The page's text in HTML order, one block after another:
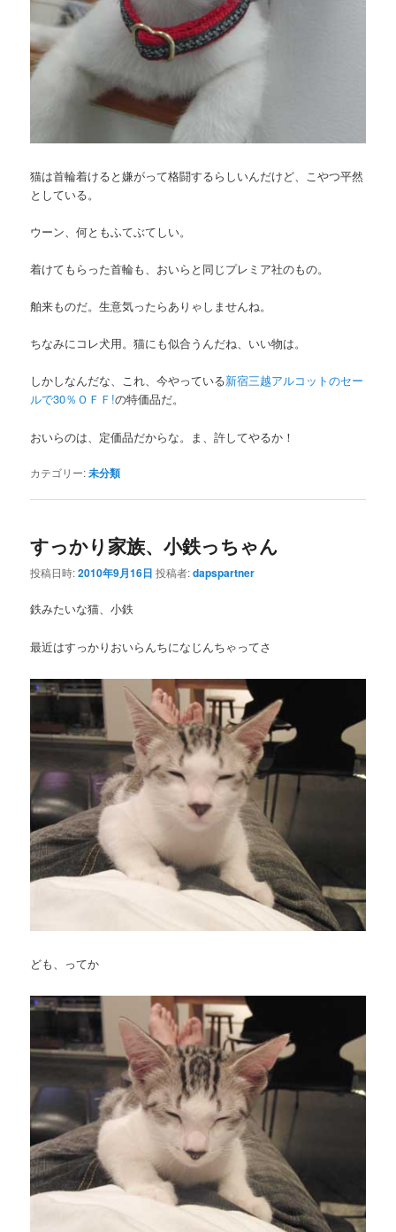
猫は首輪着けると嫌がって格闘するらしいんだけど、こやつ平然
としている。
ウーン、何ともふてぶてしい。
着けてもらった首輪も、おいらと同じプレミア社のもの。
舶来ものだ。生意気ったらありゃしませんね。
ちなみにコレ犬用。猫にも似合うんだね、いい物は。
しかしなんだな、これ、今やっている新宿三越アルコットのセー
ルで30％ＯＦＦ!の特価品だ。
おいらのは、定価品だからな。ま、許してやるか！
カテゴリー:未分類
すっかり家族、小鉄っちゃん
投稿日時:2010年9月16日 投稿者:dapspartner
鉄みたいな猫、小鉄
最近はすっかりおいらんちになじんちゃってさ
ども、ってか